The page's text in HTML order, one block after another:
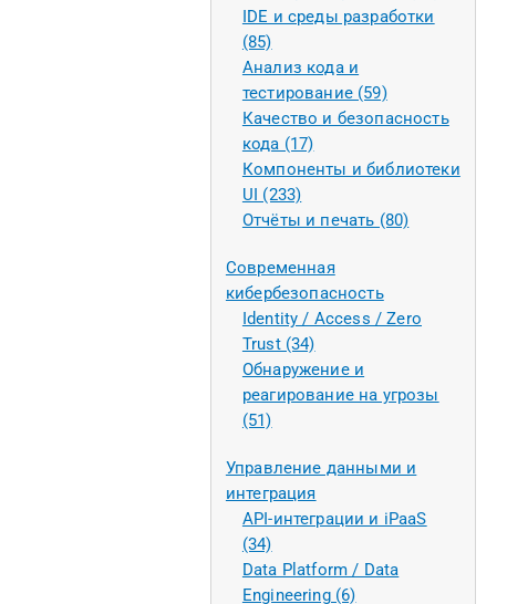
IDE и среды разработки
(85)
Анализ кода и
тестирование (59)
Качество и безопасность
кода (17)
Компоненты и библиотеки
UI (233)
Отчёты и печать (80)
Современная
кибербезопасность
Identity / Access / Zero
Trust (34)
Обнаружение и
реагирование на угрозы
(51)
Управление данными и
интеграция
API-интеграции и iPaaS
(34)
Data Platform / Data
Engineering (6)